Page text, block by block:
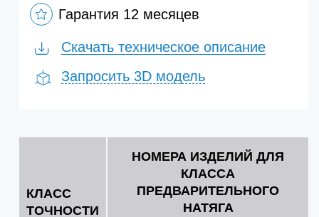
Гарантия 12 месяцев
Скачать техническое описание
Запросить 3D модель
КЛАСС
ТОЧНОСТИ
НОМЕРА ИЗДЕЛИЙ ДЛЯ
КЛАССА
ПРЕДВАРИТЕЛЬНОГО
НАТЯГА